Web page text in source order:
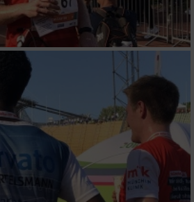
zur Auswahl
zur Personalisierung
zur Auswahl
von Inhalten